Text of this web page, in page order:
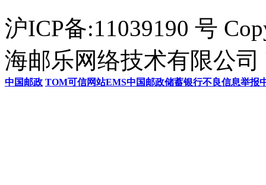
沪ICP备:11039190 号
海邮乐网络技术有限公司
中国邮政 TOM可信网站EMS中国邮政储蓄银行不良信息举报